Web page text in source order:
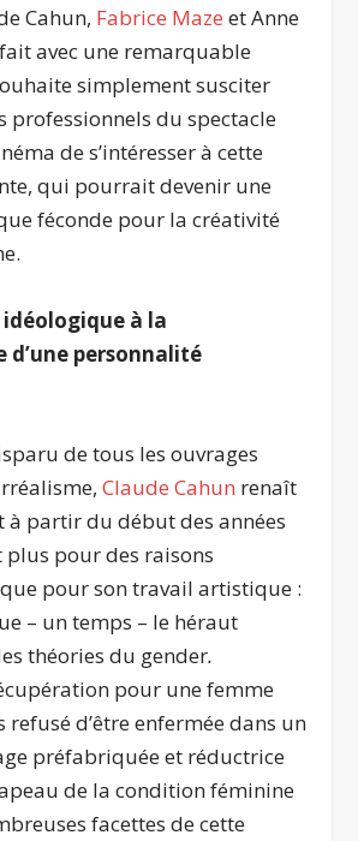
Cahun, Fabrice Maze et Anne
avec une remarquable
simplement susciter
professionnels du spectacle
de s’intéresser à cette
qui pourrait devenir une
féconde pour la créativité
à la
d’une personnalité
de tous les ouvrages
Claude Cahun renaît
à partir du début des années
plus pour des raisons
pour son travail artistique :
– un temps – le héraut
théories du gender.
pour une femme
d’être enfermée dans un
préfabriquée et réductrice
de la condition féminine
facettes de cette